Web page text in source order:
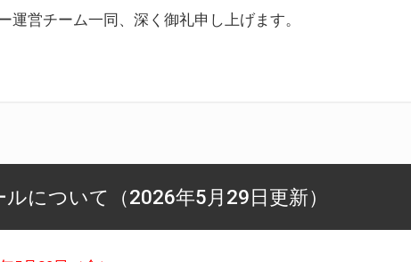
運営チーム一同、深く御礼申し上げます。
について（2026年5月29日更新）